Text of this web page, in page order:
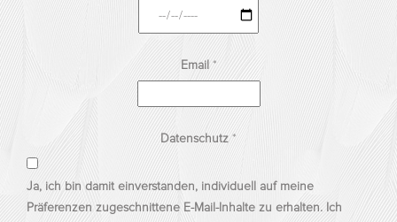
Email *
Datenschutz *
Ja, ich bin damit einverstanden, individuell auf meine
Präferenzen zugeschnittene E-Mail-Inhalte zu erhalten. Ich